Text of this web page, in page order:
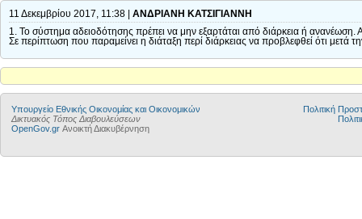
11 Δεκεμβρίου 2017, 11:38 | ΑΝΔΡΙΑΝΗ ΚΑΤΣΙΓΙΑΝΝΗ
1. Το σύστημα αδειοδότησης πρέπει να μην εξαρτάται από διάρκεια ή ανανέωση.
Σε περίπτωση που παραμείνει η διάταξη περί διάρκειας να προβλεφθεί ότι μετά
Υπουργείο Εθνικής Οικονομίας και Οικονομικών
Δικτυακός Τόπος Διαβουλεύσεων
OpenGov.gr Ανοικτή Διακυβέρνηση
Πολιτική